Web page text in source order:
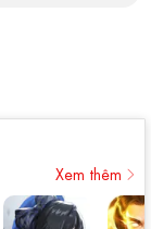
Xem thêm